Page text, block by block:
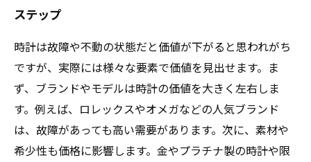
ステップ
時計は故障や不動の状態だと価値が下がると思われがち
ですが、実際には様々な要素で価値を見出せます。ま
ず、ブランドやモデルは時計の価値を大きく左右しま
す。例えば、ロレックスやオメガなどの人気ブランド
は、故障があっても高い需要があります。次に、素材や
希少性も価格に影響します。金やプラチナ製の時計や限